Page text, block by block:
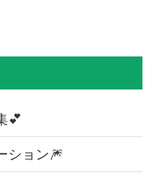
💕
ション🎆